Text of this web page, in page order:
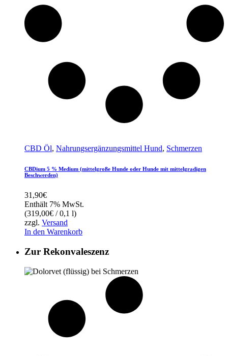
CBD Öl, Nahrungsergänzungsmittel Hund, Schmerzen
CBDium 5 % Medium (mittelgroße Hunde oder Hunde mit mittelgradigen
Beschwerden)
31,90€
Enthält 7% MwSt.
(319,00€ / 0,1 l)
zzgl. Versand
In den Warenkorb
Zur Rekonvaleszenz